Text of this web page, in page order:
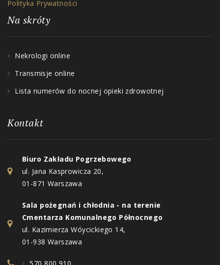
Polityka Prywatności
Na skróty
Nekrologi online
Transmisje online
Lista numerów do nocnej opieki zdrowotnej
Kontakt
Biuro Zakładu Pogrzebowego
ul. Jana Kasprowicza 20,
01-871 Warszawa
Sala pożegnań i chłodnia - na terenie
Cmentarza Komunalnego Północnego
ul. Kazimierza Wóycickiego 14,
01-938 Warszawa